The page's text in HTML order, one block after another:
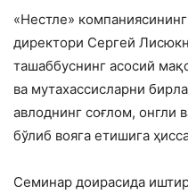
«Нестле»
директори Сергей
ташаббуснинг асосий
ва мутахассисларни
авлоднинг соғлом, онгли
бўлиб вояга етишига
Семинар доирасида